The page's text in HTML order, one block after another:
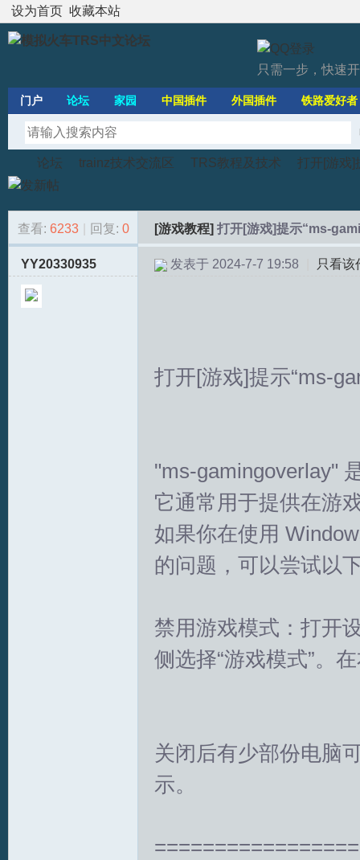
设为首页 收藏本站
只需一步，快速
门户 论坛 家园 中国插件 外国插件 铁路爱好者
模»
论坛
›
trainz技术交流区
›
TRS教程及技术
›
打开[游戏]
查看: 6233 回复: 0 [游戏教程] 打开[游戏]提示“ms-
YY20330935 发表于 2024-7-7 19:58 只看该
打开[游戏]提示“ms-
"ms-gamingoverlay"
它通常用于提供在游
如果你在使用
的问题，可以尝试以
禁用游戏模式：打开
侧选择“游戏模式”。
关闭后有少部份电脑
示。